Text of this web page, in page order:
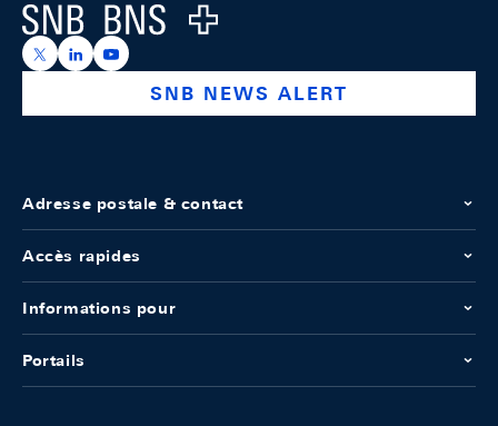
Logo
https://x.com/snb_bns
https://ch.linkedin.com/company/swiss-national-
https://www.youtube.com/@swissnationalbank
SNB NEWS ALERT
Adresse postale & contact
Accès rapides
Informations pour
Portails